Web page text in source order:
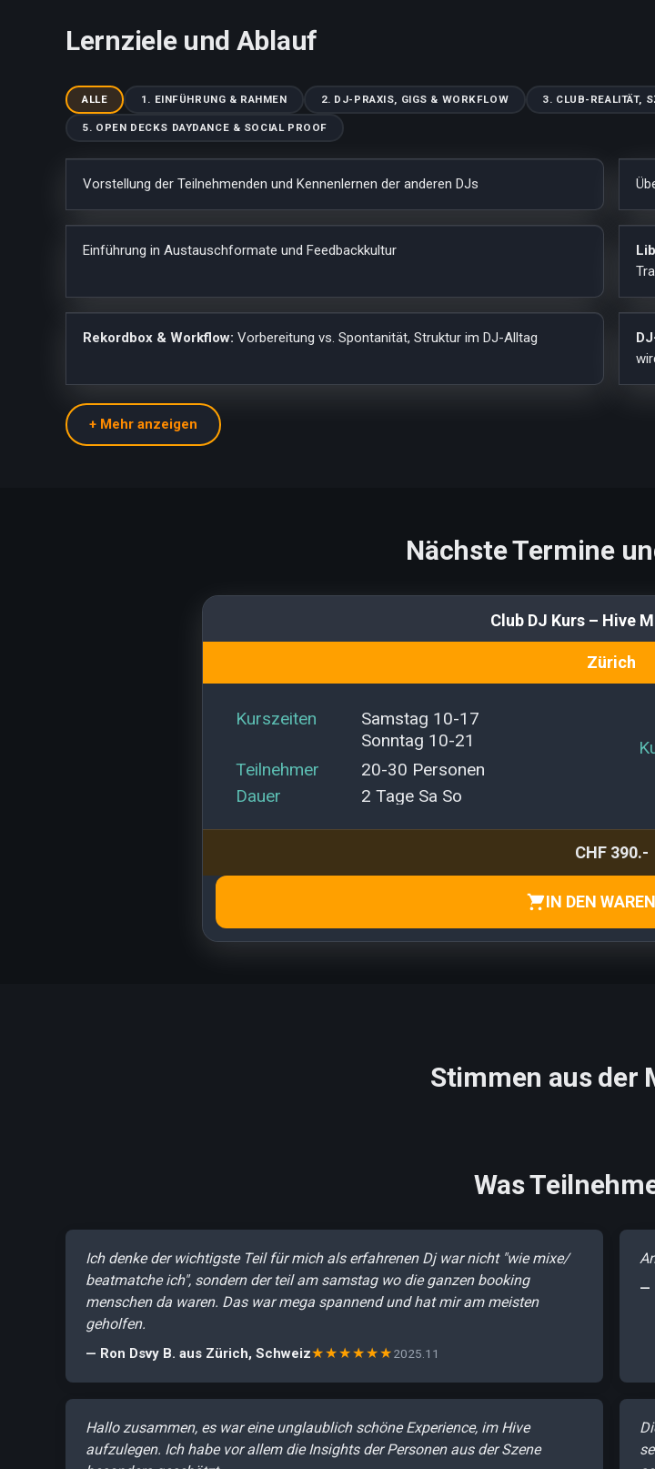
Lernziele und Ablauf
ALLE 1. EINFÜHRUNG & RAHMEN 2. DJ-PRAXIS, GIGS & WORKFLOW 3. CLUB-REALITÄT,
5. OPEN DECKS DAYDANCE & SOCIAL PROOF
Vorstellung der Teilnehmenden und Kennenlernen der anderen DJs
Einführung in Austauschformate und Feedbackkultur
Rekordbox & Workflow: Vorbereitung vs. Spontanität, Struktur im DJ-Alltag
Nächste Termine
Club DJ Kurs – Hive
zürich
kurszeiten
Samstag 10-17
Sonntag 10-21
teilnehmer
20-30 Personen
dauer
2 Tage Sa So
CHF 390.-
IN DEN
Stimmen aus der
Was
Ich denke der wichtigste Teil für mich als erfahrenen Dj war nicht "wie mixe/
beatmatche ich", sondern der teil am samstag wo die ganzen booking
menschen da waren. Das war mega spannend und hat mir am meisten
geholfen.
— Ron Dsvy B. aus Zürich, Schweiz★★★★★★2025.11
—
Hallo zusammen, es war eine unglaublich schöne Experience, im Hive
aufzulegen. Ich habe vor allem die Insights der Personen aus der Szene